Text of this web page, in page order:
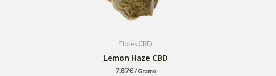
Flores CBD
Lemon Haze CBD
7.87€ / Gramo